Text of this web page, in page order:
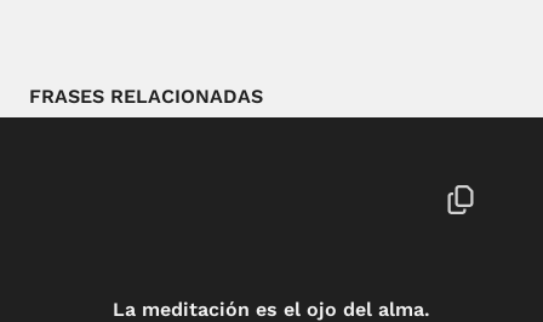
FRASES RELACIONADAS
La meditación es el ojo del alma.